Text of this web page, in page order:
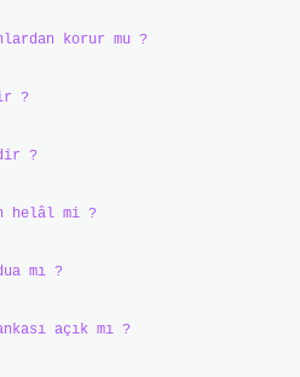
korur mu ?
?
?
helâl mi ?
mı ?
açık mı ?